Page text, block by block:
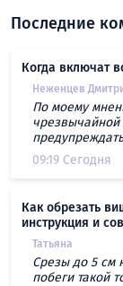
Последние
Когда включат
Неженцев
По моему
чрезвычайной
09:19 Сегодня
Как обрезать
инструкция и
Татьяна
Срезы до 5 см
побеги такой